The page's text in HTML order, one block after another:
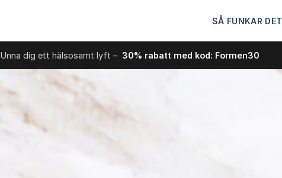
SÅ FUNKAR DET
Unna dig ett hälsosamt lyft – 30% rabatt med kod: Formen30